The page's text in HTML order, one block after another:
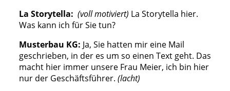
La Storytella: (voll motiviert) La Storytella hier.
Was kann ich für Sie tun?
Musterbau KG: Ja, Sie hatten mir eine Mail
geschrieben, in der es um so einen Text geht. Das
macht hier immer unsere Frau Meier, ich bin hier
nur der Geschäftsführer. (lacht)